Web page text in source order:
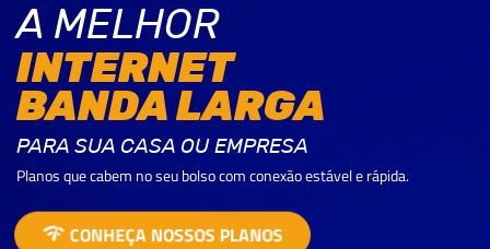
A MELHOR
INTERNET
BANDA LARGA
Planos que cabem no seu bolso com conexão estável e rápida.
network_check CONHEÇA NOSSOS PLANOS